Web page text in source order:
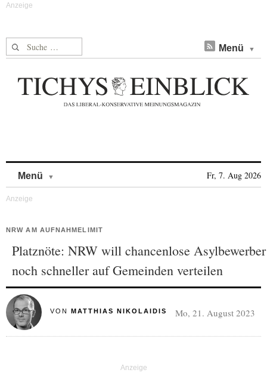
Suche nach: Menü
Menü Fr, 7. Aug 2026
NRW AM AUFNAHMELIMIT
Platznöte: NRW will chancenlose Asylbewerber
noch schneller auf Gemeinden verteilen
VON MATTHIAS NIKOLAIDIS Mo, 21. August 2023